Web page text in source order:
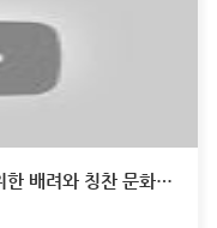
서초 IPTV특강_행복한 일터 실현을 위한 배려와 칭찬 문화조성(스피릿 컨설팅 권규청 이사)